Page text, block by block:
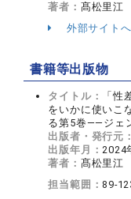
著者： 髙松里江
外部サイト
書籍等出版物
タイトル：
「
をいかに使いこ
る第5巻――ジェ
出版者・発行元：
出版年月：2024
著者： 髙松里江
担当範囲：89-